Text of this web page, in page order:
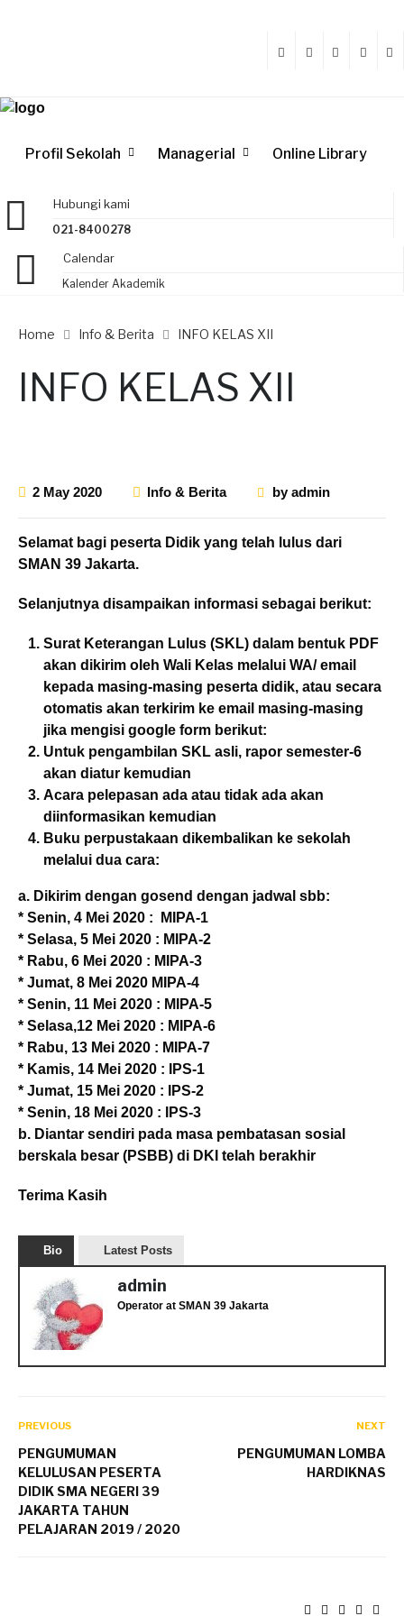
Profil Sekolah Managerial Online Library
Hubungi kami
021-8400278
Calendar
Kalender Akademik
Home Info & Berita INFO KELAS XII
INFO KELAS XII
2 May 2020 Info & Berita byadmin
Selamat bagi peserta Didik yang telah lulus dari
SMAN 39 Jakarta.
Selanjutnya disampaikan informasi sebagai berikut:
Surat Keterangan Lulus (SKL) dalam bentuk PDF
akan dikirim oleh Wali Kelas melalui WA/ email
kepada masing-masing peserta didik, atau secara
otomatis akan terkirim ke email masing-masing
jika mengisi google form berikut:
Untuk pengambilan SKL asli, rapor semester-6
akan diatur kemudian
Acara pelepasan ada atau tidak ada akan
diinformasikan kemudian
Buku perpustakaan dikembalikan ke sekolah
melalui dua cara:
a. Dikirim dengan gosend dengan jadwal sbb:
* Senin, 4 Mei 2020 : MIPA-1
* Selasa, 5 Mei 2020 : MIPA-2
* Rabu, 6 Mei 2020 : MIPA-3
* Jumat, 8 Mei 2020 MIPA-4
* Senin, 11 Mei 2020 : MIPA-5
* Selasa,12 Mei 2020 : MIPA-6
* Rabu, 13 Mei 2020 : MIPA-7
* Kamis, 14 Mei 2020 : IPS-1
* Jumat, 15 Mei 2020 : IPS-2
* Senin, 18 Mei 2020 : IPS-3
b. Diantar sendiri pada masa pembatasan sosial
berskala besar (PSBB) di DKI telah berakhir
Terima Kasih
Bio Latest Posts
admin
Operator at SMAN 39 Jakarta
PREVIOUS
PENGUMUMAN
KELULUSAN PESERTA
DIDIK SMA NEGERI 39
JAKARTA TAHUN
PELAJARAN 2019 / 2020
NEXT
PENGUMUMAN LOMBA
HARDIKNAS